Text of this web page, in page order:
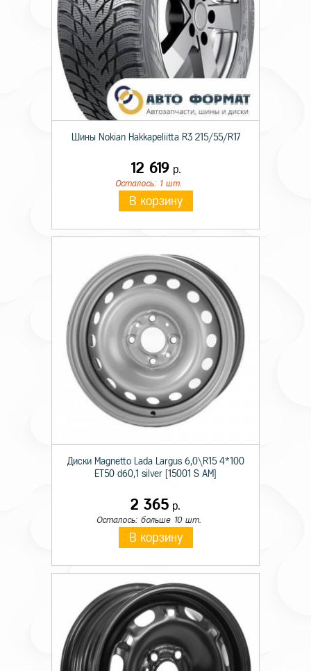
Шины Nokian Hakkapeliitta R3 215/55/R17
12 619р.
Осталось: 1 шт.
В корзину
Диски Magnetto Lada Largus 6,0\R15 4*100
ET50 d60,1 silver [15001 S AM]
2 365 р.
Осталось: больше 10 шт.
В корзину